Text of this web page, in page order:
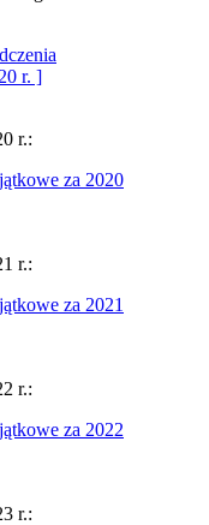
r. ]
r.:
za 2020
r.:
za 2021
r.:
za 2022
r.: